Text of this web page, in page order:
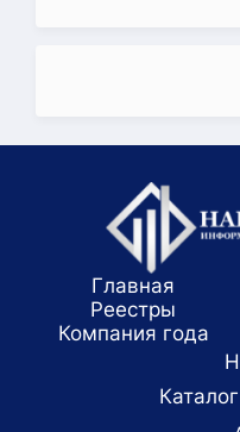
Главная
Реестры
Компания года